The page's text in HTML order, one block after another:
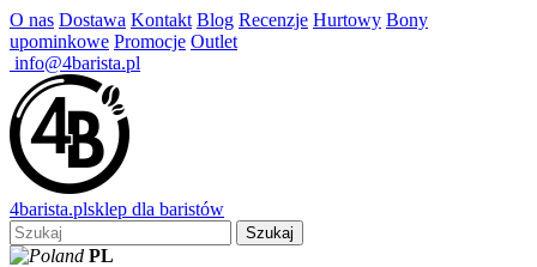
O nas Dostawa Kontakt Blog Recenzje Hurtowy Bony
upominkowe Promocje Outlet
info@4barista.pl
4barista.plsklep dla baristów
Szukaj
PL